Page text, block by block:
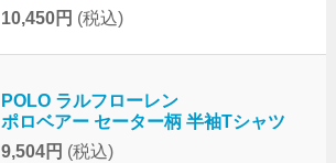
10,450円 (税込)
POLO ラルフローレン
ポロベアー セーター柄 半袖Tシャツ
9,504円 (税込)